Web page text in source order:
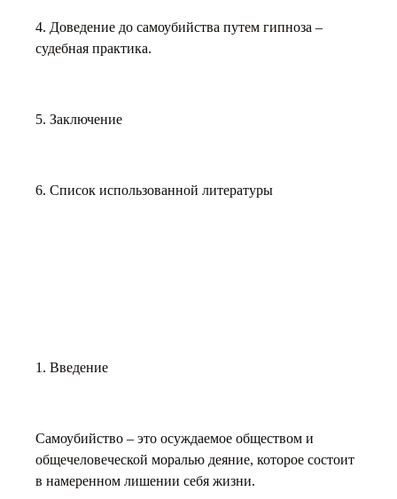
4. Доведение до самоубийства путем гипноза –
судебная практика.
5. Заключение
6. Список использованной литературы
1. Введение
Самоубийство – это осуждаемое обществом и
общечеловеческой моралью деяние, которое состоит
в намеренном лишении себя жизни.